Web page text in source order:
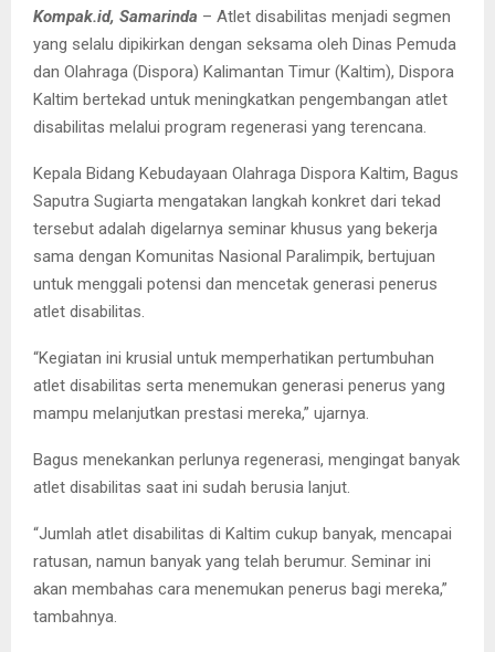
Kompak.id, Samarinda – Atlet disabilitas menjadi segmen
yang selalu dipikirkan dengan seksama oleh Dinas Pemuda
dan Olahraga (Dispora) Kalimantan Timur (Kaltim), Dispora
Kaltim bertekad untuk meningkatkan pengembangan atlet
disabilitas melalui program regenerasi yang terencana.
Kepala Bidang Kebudayaan Olahraga Dispora Kaltim, Bagus
Saputra Sugiarta mengatakan langkah konkret dari tekad
tersebut adalah digelarnya seminar khusus yang bekerja
sama dengan Komunitas Nasional Paralimpik, bertujuan
untuk menggali potensi dan mencetak generasi penerus
atlet disabilitas.
“Kegiatan ini krusial untuk memperhatikan pertumbuhan
atlet disabilitas serta menemukan generasi penerus yang
mampu melanjutkan prestasi mereka,” ujarnya.
Bagus menekankan perlunya regenerasi, mengingat banyak
atlet disabilitas saat ini sudah berusia lanjut.
“Jumlah atlet disabilitas di Kaltim cukup banyak, mencapai
ratusan, namun banyak yang telah berumur. Seminar ini
akan membahas cara menemukan penerus bagi mereka,”
tambahnya.